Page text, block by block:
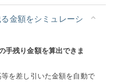
金額をシミュレーシ
手残り金額を算出できま
を差し引いた金額を自動で